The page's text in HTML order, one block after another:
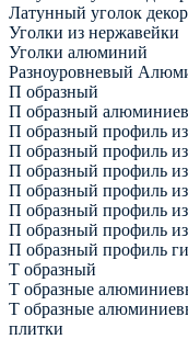
Латунный уголок
Уголки из нержавейки
Уголки алюминий
Разноуровневый
П образный
П образный
П образный профиль
П образный профиль
П образный профиль
П образный профиль
П образный профиль из
П образный профиль
П образный профиль
Т образный
Т образные
Т образные
плитки